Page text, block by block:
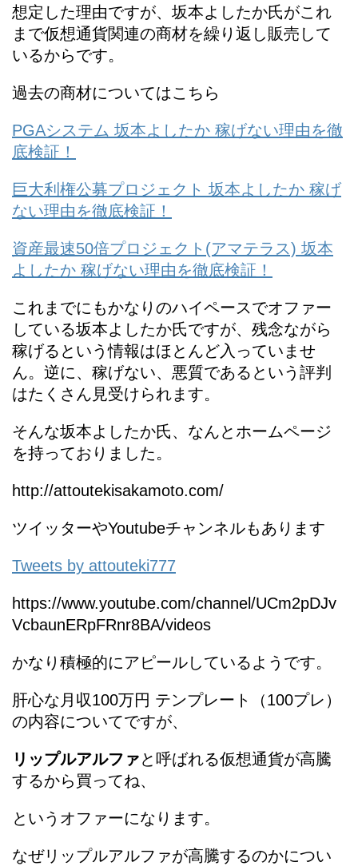
想定した理由ですが、坂本よしたか氏がこれ
まで仮想通貨関連の商材を繰り返し販売して
いるからです。
過去の商材についてはこちら
PGAシステム 坂本よしたか 稼げない理由を徹
底検証！
巨大利権公募プロジェクト 坂本よしたか 稼げ
ない理由を徹底検証！
資産最速50倍プロジェクト(アマテラス) 坂本
よしたか 稼げない理由を徹底検証！
これまでにもかなりのハイペースでオファー
している坂本よしたか氏ですが、残念ながら
稼げるという情報はほとんど入っていませ
ん。逆に、稼げない、悪質であるという評判
はたくさん見受けられます。
そんな坂本よしたか氏、なんとホームページ
を持っておりました。
http://attoutekisakamoto.com/
ツイッターやYoutubeチャンネルもあります
Tweets by attouteki777
https://www.youtube.com/channel/UCm2pDJv
VcbaunERpFRnr8BA/videos
かなり積極的にアピールしているようです。
肝心な月収100万円 テンプレート（100プレ）
の内容についてですが、
リップルアルファと呼ばれる仮想通貨が高騰
するから買ってね、
というオファーになります。
なぜリップルアルファが高騰するのかについ